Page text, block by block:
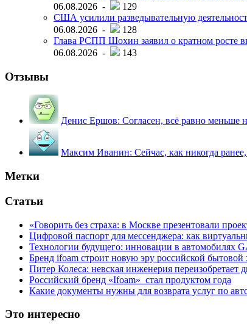
06.08.2026 -
129
США усилили разведывательную
06.08.2026 -
128
Глава РСПП Шохин заявил о кратном росте
06.08.2026 -
143
Отзывы
Денис Ершов: Согласен, всё равно меньше
Максим Иванин: Сейчас, как никогда
Метки
Статьи
«Говорить без страха: в Москве презентовали
Цифровой паспорт для мессенджера: как
Технологии будущего: инновации в автомобилях
Бренд ifoam строит новую эру российской
Питер Колеса: невская инженерия переизобретает
Российский бренд «Ifoam» стал продуктом года
Какие документы нужны для возврата услуг по
Это интересно